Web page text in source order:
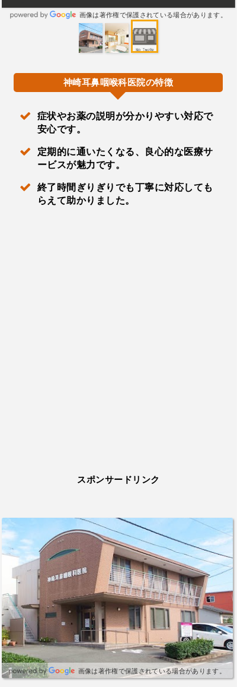
画像は著作権で保護されている場合があります。
神崎耳鼻咽喉科医院の特徴
症状やお薬の説明が分かりやすい対応で
安心です。
定期的に通いたくなる、良心的な医療サ
ービスが魅力です。
終了時間ぎりぎりでも丁寧に対応しても
らえて助かりました。
スポンサードリンク
画像は著作権で保護されている場合があります。